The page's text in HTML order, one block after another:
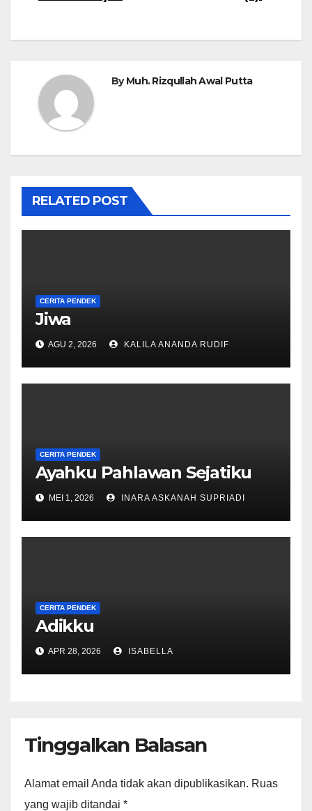
pos
ByMuh. Rizqullah Awal Putta
RELATED POST
CERITA PENDEK
Jiwa
AGU 2, 2026 KALILA ANANDA RUDIF
CERITA PENDEK
Ayahku Pahlawan Sejatiku
MEI 1, 2026 INARA ASKANAH SUPRIADI
CERITA PENDEK
Adikku
APR 28, 2026 ISABELLA
Tinggalkan Balasan
Alamat email Anda tidak akan dipublikasikan. Ruas
yang wajib ditandai *